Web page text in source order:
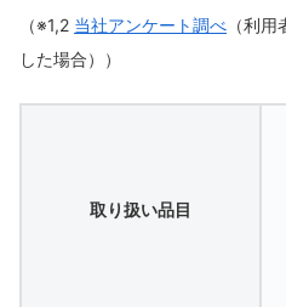
（※1,2 当社アンケート調べ （利
した場合））
取り扱い品目